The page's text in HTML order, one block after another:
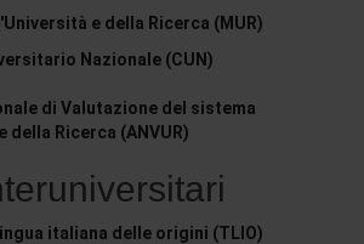
e della Ricerca (MUR)
Nazionale (CUN)
di Valutazione del sistema
della Ricerca (ANVUR)
italiana delle origini (TLIO)